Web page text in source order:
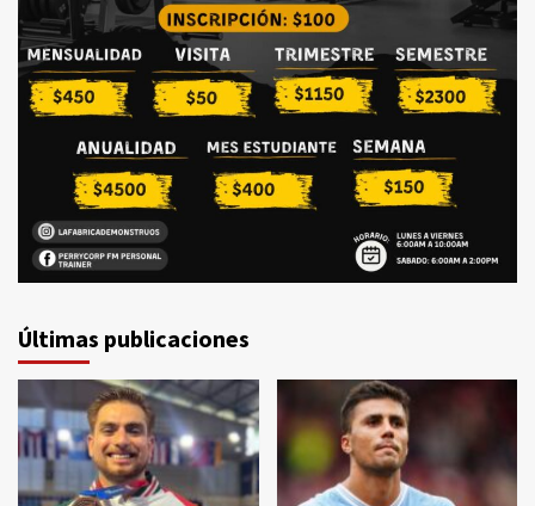
Últimas publicaciones